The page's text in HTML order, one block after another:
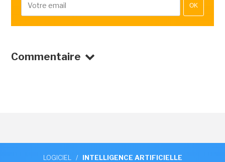
OK
Commentaire
LOGICIEL / INTELLIGENCE ARTIFICIELLE